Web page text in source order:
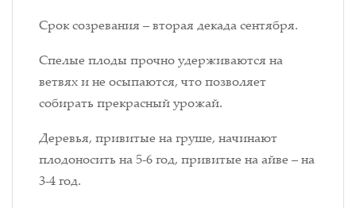
Срок созревания – вторая декада сентября.
Спелые плоды прочно удерживаются на
ветвях и не осыпаются, что позволяет
собирать прекрасный урожай.
Деревья, привитые на груше, начинают
плодоносить на 5-6 год, привитые на айве – на
3-4 год.